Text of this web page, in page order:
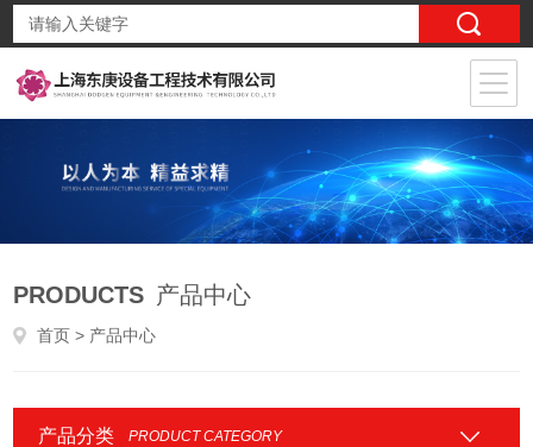
PRODUCTS 产品中心
首页 > 产品中心
产品分类 PRODUCT CATEGORY